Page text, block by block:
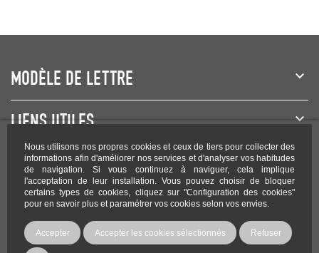
Nous utilisons nos propres cookies et ceux de tiers pour collecter des
informations afin d'améliorer nos services et d'analyser vos habitudes
de navigation. Si vous continuez à naviguer, cela implique
l'acceptation de leur installation. Vous pouvez choisir de bloquer
certains types de cookies, cliquez sur "Configuration des cookies"
pour en savoir plus et paramétrer vos cookies selon vos envies.
Accepter Accepter les cookies sélectionnés Refuser
MODÈLE DE LETTRE
LIENS UTILES
NEWSLETTER